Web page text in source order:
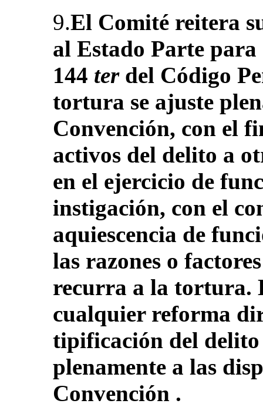
9.El Comité reitera
al Estado Parte
144 ter del Código
tortura se ajuste
Convención, con el
activos del delito a
en el ejercicio de
instigación, con el
aquiescencia de
las razones o
recurra a la tortura.
cualquier reforma
tipificación del delito
plenamente a las
Convención .